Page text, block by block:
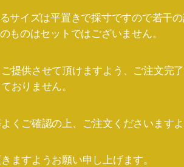
サイズは平置きで採寸ですので若干
ものはセットではございません。
提供させて頂けますよう、ご注文完
おりません。
くご確認の上、ご注文くださいます
ますようお願い申し上げます。